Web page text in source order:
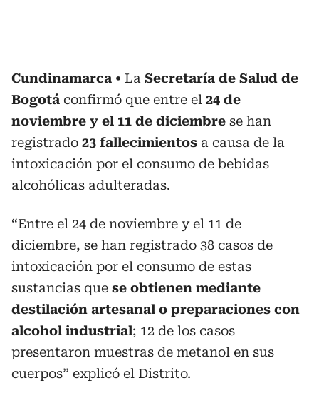
Cundinamarca La Secretaría de Salud de
Bogotá confirmó que entre el 24 de
noviembre y el 11 de diciembre se han
registrado 23 fallecimientos a causa de la
intoxicación por el consumo de bebidas
alcohólicas adulteradas.
“Entre el 24 de noviembre y el 11 de
diciembre, se han registrado 38 casos de
intoxicación por el consumo de estas
sustancias que se obtienen mediante
destilación artesanal o preparaciones con
alcohol industrial; 12 de los casos
presentaron muestras de metanol en sus
cuerpos” explicó el Distrito.